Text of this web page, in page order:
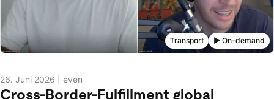
Transport ▶️ On-demand
26. Juni 2026 even
Cross-Border-Fulfillment global